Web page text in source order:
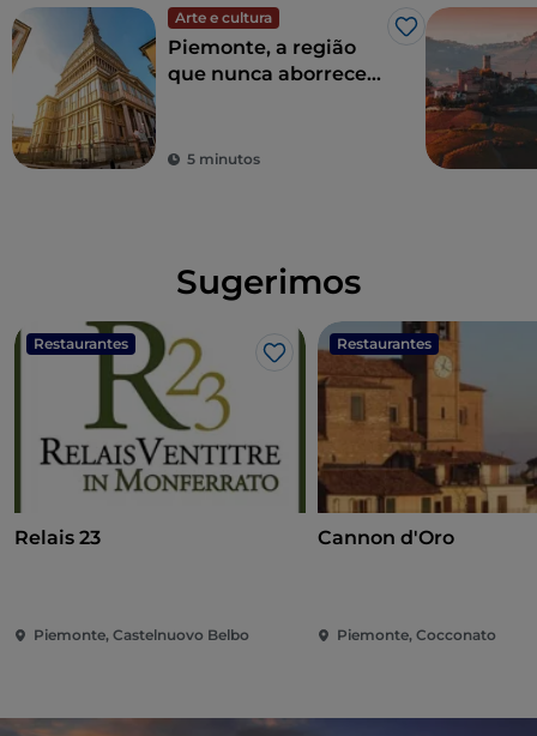
Arte e cultura
Gosto
Piemonte, a região
que nunca aborrece
5 minutos
Sugerimos
Restaurantes
Gosto
Relais 23
Piemonte, Castelnuovo Belbo
Restaurantes
Cannon d'Oro
Piemonte, Cocconato